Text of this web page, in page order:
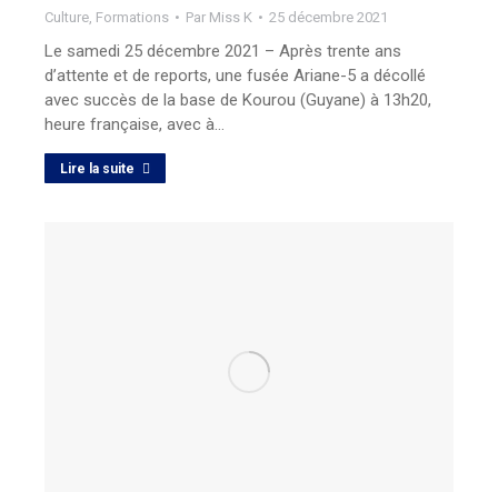
Culture, Formations Par Miss K 25 décembre 2021
Le samedi 25 décembre 2021 – Après trente ans
d’attente et de reports, une fusée Ariane-5 a décollé
avec succès de la base de Kourou (Guyane) à 13h20,
heure française, avec à…
Lire la suite